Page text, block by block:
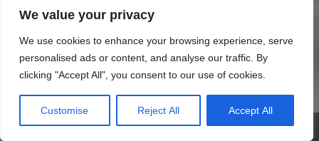
navegando, consideramos que acepta su uso.
política de cookies consulte nuestra
Política de
privacidad
We value your privacy
We use cookies to enhance your browsing experience, serve
personalised ads or content, and analyse our traffic. By
clicking "Accept All", you consent to our use of cookies.
Customise Reject All Accept All
31
« May
Share This